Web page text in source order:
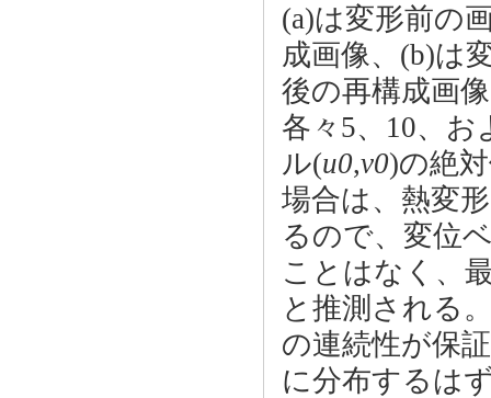
(a)は変形前の
成画像、(b)は
後の再構成画
各々5、10、
ル(u0,v0)の絶
場合は、熱変
るので、変位
ことはなく、
と推測される
の連続性が保
に分布するは